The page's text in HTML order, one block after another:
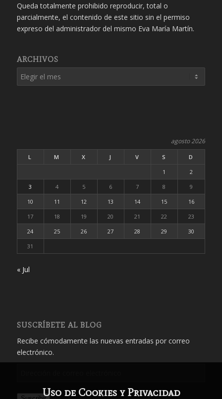
Queda totalmente prohibido reproducir, total o
parcialmente, el contenido de este sitio sin el permiso
expreso del administrador del mismo Eva María Martín.
ARCHIVOS
agosto 2026
L M X J V S
D
1
2
3
4 5 6 7 8
9
10
11 12 13 14 15
16
17
18 19 20 21 22
23
24
25 26 27 28 29
30
31
« Jul
SUSCRÍBETE AL BLOG
Recibe cómodamente las nuevas entradas por correo
electrónico.
correo Uso de Cookies y Privacidad